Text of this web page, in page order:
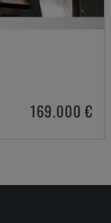
169.000 €